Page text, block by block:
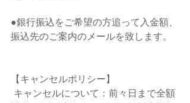
●銀行振込をご希望の方追って入金額、
振込先のご案内のメールを致します。
【キャンセルポリシー】